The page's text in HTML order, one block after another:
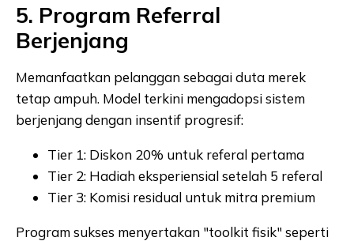
5. Program Referral
Berjenjang
Memanfaatkan pelanggan sebagai duta merek
tetap ampuh. Model terkini mengadopsi sistem
berjenjang dengan insentif progresif:
Tier 1: Diskon 20% untuk referal pertama
Tier 2: Hadiah eksperiensial setelah 5 referal
Tier 3: Komisi residual untuk mitra premium
Program sukses menyertakan "toolkit fisik" seperti